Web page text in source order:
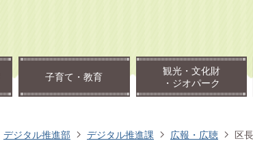
子育て・教育
観光・文化財
・ジオパーク
デジタル推進部 デジタル推進課 広報・広聴 区